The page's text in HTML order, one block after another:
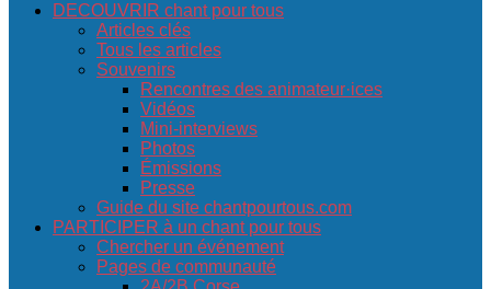
DECOUVRIR chant pour tous
Articles clés
Tous les articles
Souvenirs
Rencontres des animateur·ices
Vidéos
Mini-interviews
Photos
Émissions
Presse
Guide du site chantpourtous.com
PARTICIPER à un chant pour tous
Chercher un événement
Pages de communauté